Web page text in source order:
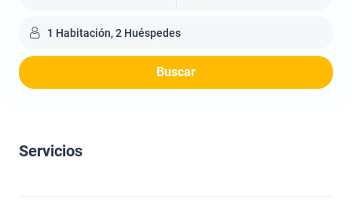
1 Habitación, 2 Huéspedes
Buscar
Servicios